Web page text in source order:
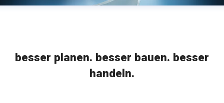
besser planen. besser bauen. besser
handeln.